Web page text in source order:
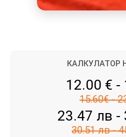
КАЛКУЛАТОР
12.00 € -
15.60€ -
23.47 лв -
30.51 лв -